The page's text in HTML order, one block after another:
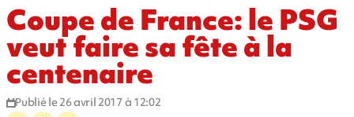
Coupe de France: le PSG
veut faire sa fête à la
centenaire
Publié le 26 avril 2017 à 12:02